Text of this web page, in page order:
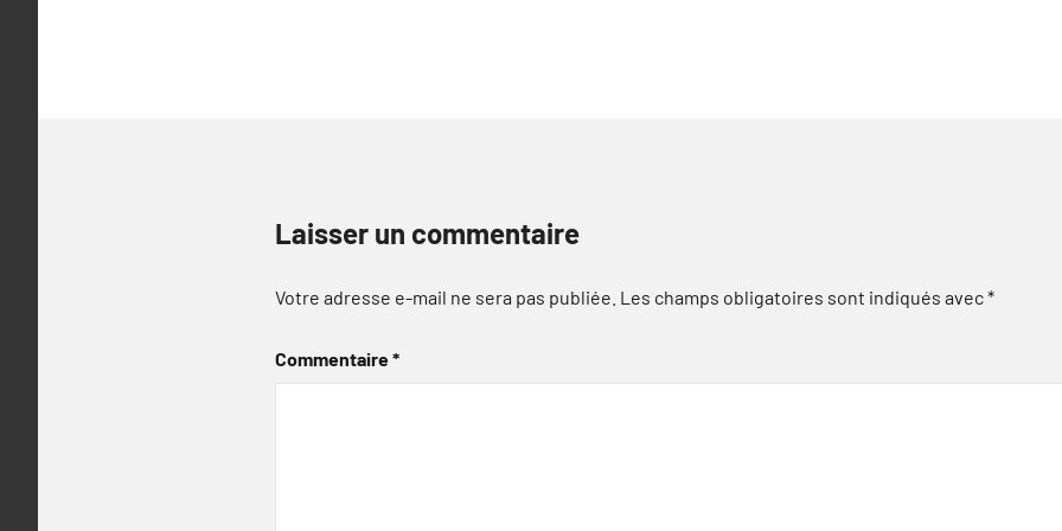
Laisser un commentaire
Votre adresse e-mail ne sera pas publiée. Les champs obligatoires sont indiqués avec*
Commentaire*